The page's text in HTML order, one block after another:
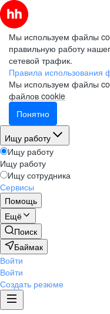
Мы используем файлы
правильную работу
сетевой трафик.
Правила использования
Мы используем файлы
файлов cookie
Понятно
Ищу работу
Ищу работу
Ищу работу
Ищу сотрудника
Сервисы
Помощь
Ещё
Поиск
Баймак
Войти
Войти
Создать резюме